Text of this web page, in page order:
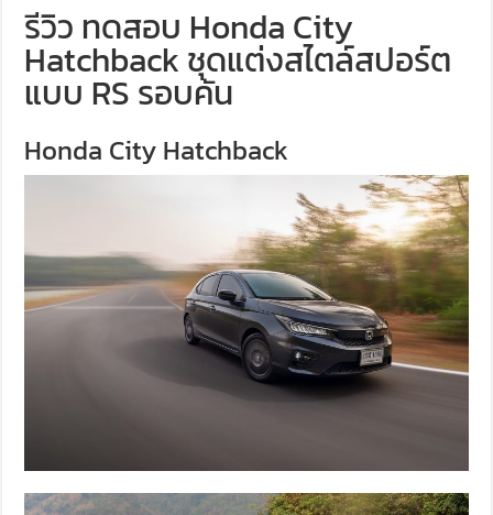
รีวิว ทดสอบ Honda City
Hatchback ชุดแต่งสไตล์สปอร์ต
แบบ RS รอบคัน
Honda City Hatchback